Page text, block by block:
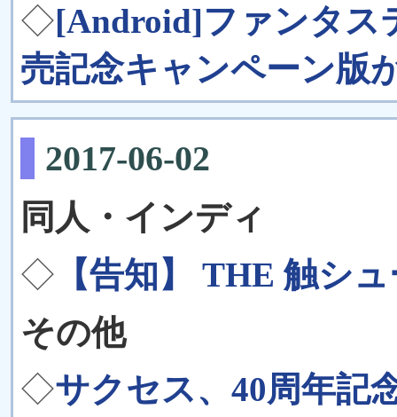
◇[Android]ファンタス
売記念キャンペーン版
2017-06-02
同人・インディ
◇ 【告知】 THE 触シ
その他
◇サクセス、40周年記